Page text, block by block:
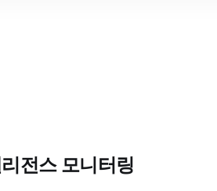
전스 모니터링